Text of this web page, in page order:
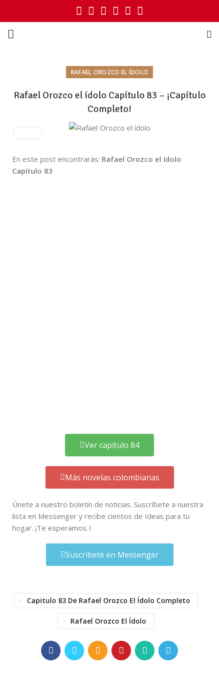
RAFAEL OROZCO EL ÍDOLO
Rafael Orozco el ídolo Capítulo 83 – ¡Capítulo
Completo!
En este post encontrarás: Rafael Orozco el ídolo
Capítulo 83
Ver capítulo 84
Más novelas colombianas
Únete a nuestro boletín de noticias. Suscríbete a nuestra
lista en Messenger y recibe cientos de Ideas para tu
hogar. ¡Te esperamos..!
Suscríbete en Messenger
Capitulo 83 De Rafael Orozco El Ídolo Completo
Rafael Orozco El Ídolo